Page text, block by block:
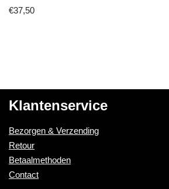
€37,50
Klantenservice
Bezorgen & Verzending
Retour
Betaalmethoden
Contact